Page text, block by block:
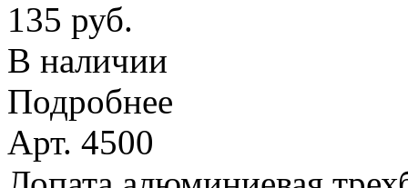
135 руб.
В наличии
Подробнее
Арт. 4500